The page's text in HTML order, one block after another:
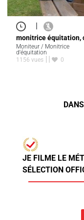
|
monitrice équitation,
Moniteur / Monitrice
d'équitation
1156 vues
0
JE FILME LE
SÉLECTION